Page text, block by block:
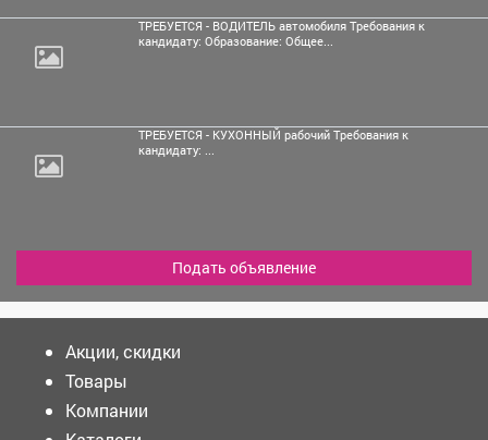
ТРЕБУЕТСЯ - ВОДИТЕЛЬ автомобиля Требования к
кандидату: Образование: Общее...
ТРЕБУЕТСЯ - КУХОННЫЙ рабочий Требования к
кандидату: ...
Подать объявление
Акции, скидки
Товары
Компании